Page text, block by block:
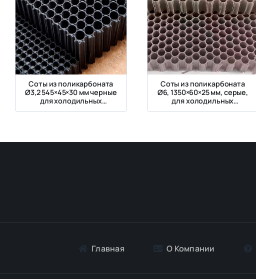
Соты из поликарбоната
Ø3,2 545×45×30 мм черные
для холодильных
установок и воздушных
Соты из поликарбоната
Ø6, 1350×60×25 мм, серые,
для холодильных
установок и воздушных
Главная О Компании